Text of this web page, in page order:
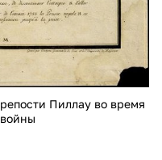
Пиллау во время